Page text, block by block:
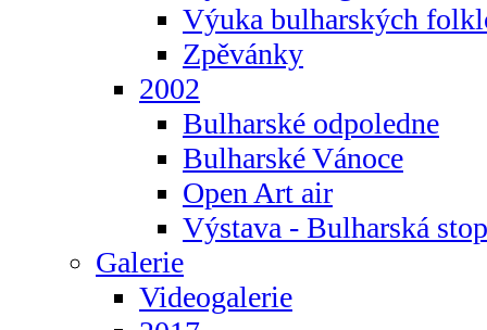
Výuka bulharských
Zpěvánky
2002
Bulharské odpoledne
Bulharské Vánoce
Open Art air
Výstava - Bulharská
Galerie
Videogalerie